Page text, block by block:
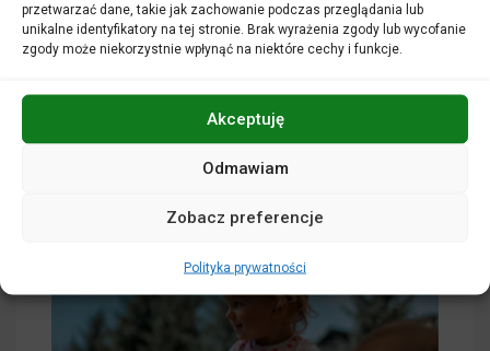
przetwarzać dane, takie jak zachowanie podczas przeglądania lub
unikalne identyfikatory na tej stronie. Brak wyrażenia zgody lub wycofanie
zgody może niekorzystnie wpłynąć na niektóre cechy i funkcje.
Akceptuję
Odmawiam
Zobacz preferencje
Polityka prywatności